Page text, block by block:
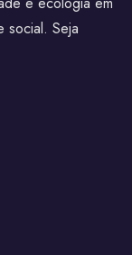
social. Seja